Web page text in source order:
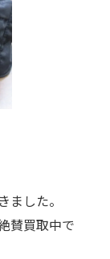
した。
賛買取中で